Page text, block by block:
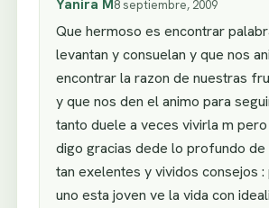
Yanira M8 septiembre, 2009
Que hermoso es encontrar
levantan y consuelan y que nos
encontrar la razon de nuestras
y que nos den el animo para
tanto duele a veces vivirla m
digo gracias dede lo profundo de
tan exelentes y vividos consejos :
uno esta joven ve la vida con